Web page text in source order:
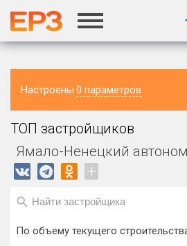
Настроены 0 параметров
Ямало-Ненецкий автономный округ
Регион головного офиса
застройщика
Строится, м²
ТОП застройщиков
Ямало-Ненецкий
+
По объему текущего